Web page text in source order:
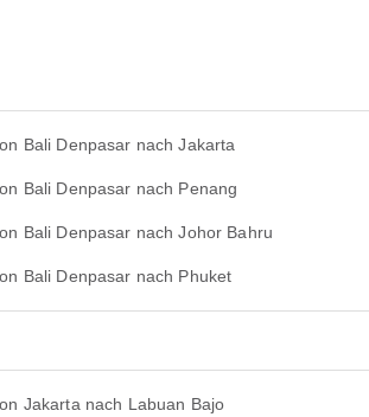
Bali Denpasar nach Jakarta
Bali Denpasar nach Penang
Bali Denpasar nach Johor Bahru
Bali Denpasar nach Phuket
Jakarta nach Labuan Bajo